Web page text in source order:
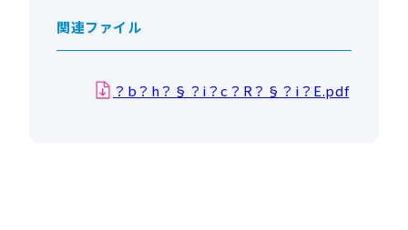
関連ファイル
？b？h？§？i？c？R？§？i？E.pdf